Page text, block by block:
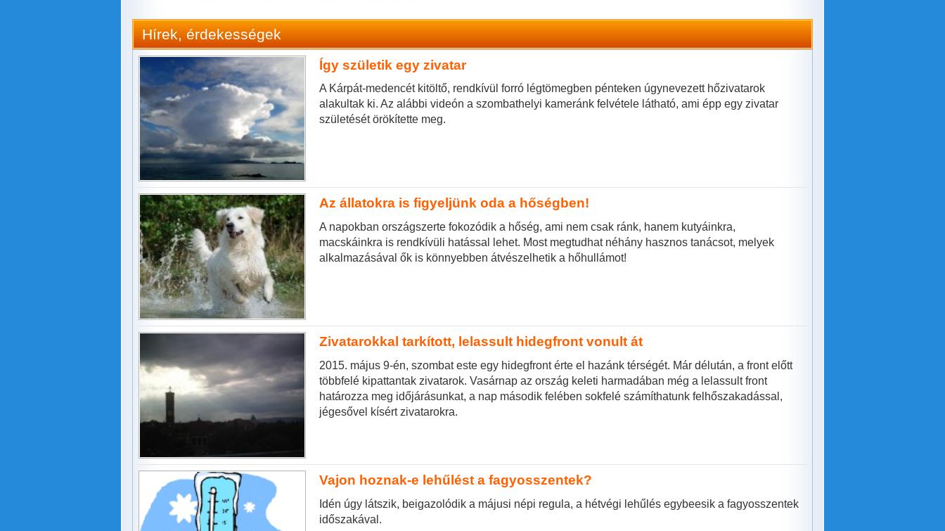
Hírek, érdekességek
Így születik egy zivatar
A Kárpát-medencét kitöltő, rendkívül forró légtömegben pénteken úgynevezett hőzivatarok
alakultak ki. Az alábbi videón a szombathelyi kameránk felvétele látható, ami épp egy zivatar
születését örökítette meg.
Az állatokra is figyeljünk oda a hőségben!
A napokban országszerte fokozódik a hőség, ami nem csak ránk, hanem kutyáinkra,
macskáinkra is rendkívüli hatással lehet. Most megtudhat néhány hasznos tanácsot, melyek
alkalmazásával ők is könnyebben átvészelhetik a hőhullámot!
Zivatarokkal tarkított, lelassult hidegfront vonult át
2015. május 9-én, szombat este egy hidegfront érte el hazánk térségét. Már délután, a front előtt
többfelé kipattantak zivatarok. Vasárnap az ország keleti harmadában még a lelassult front
határozza meg időjárásunkat, a nap második felében sokfelé számíthatunk felhőszakadással,
jégesővel kísért zivatarokra.
Vajon hoznak-e lehűlést a fagyosszentek?
Idén úgy látszik, beigazolódik a májusi népi regula, a hétvégi lehűlés egybeesik a fagyosszentek
időszakával.